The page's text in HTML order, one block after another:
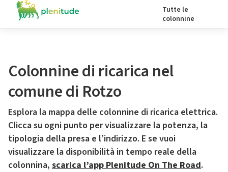
Tutte le
colonnine
Colonnine di ricarica nel
comune di Rotzo
Esplora la mappa delle colonnine di ricarica elettrica.
Clicca su ogni punto per visualizzare la potenza, la
tipologia della presa e l’indirizzo. E se vuoi
visualizzare la disponibilità in tempo reale della
colonnina, scarica l’app Plenitude On The Road.